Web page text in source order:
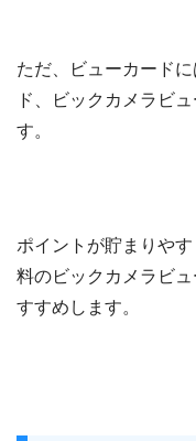
ただ、ビューカード
ド、ビックカメラビ
す。
ポイントが貯まりや
料のビックカメラビ
すすめします。